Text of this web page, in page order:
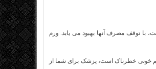
با توقف مصرف آنها بهبود می یابد. ورم
کم خونی خطرناک است، پزشک برای شما از